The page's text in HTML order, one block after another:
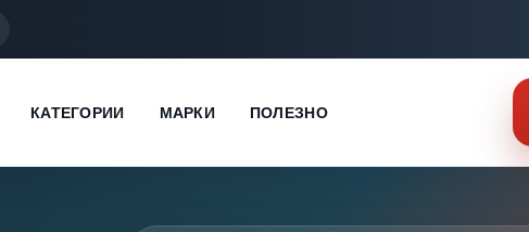
КАТЕГОРИИ МАРКИ ПОЛЕЗНО